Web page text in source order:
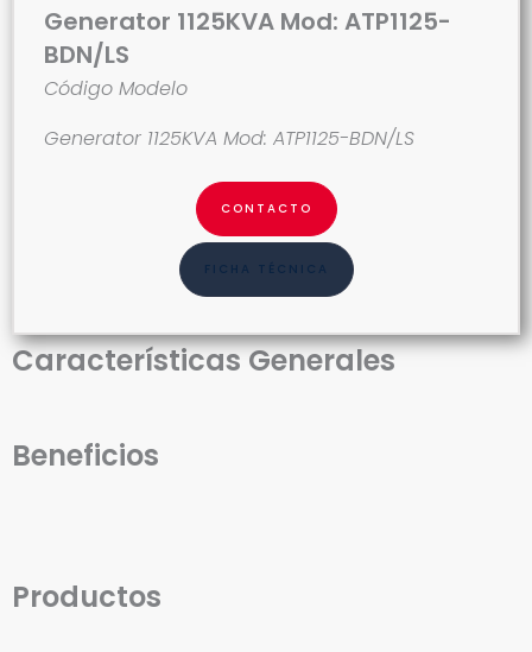
Generator 1125KVA Mod: ATP1125-
BDN/LS
Código Modelo
Generator 1125KVA Mod: ATP1125-BDN/LS
CONTACTO
FICHA TÉCNICA
Características Generales
Beneficios
Productos